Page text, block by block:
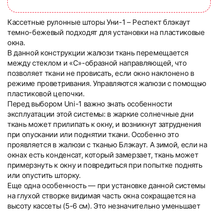
Кассетные рулонные шторы Уни-1 – Респект блэкаут
темно-бежевый подходят для установки на пластиковые
окна.
В данной конструкции жалюзи ткань перемещается
между стеклом и «С»-образной направляющей, что
позволяет ткани не провисать, если окно наклонено в
режиме проветривания. Управляются жалюзи с помощью
пластиковой цепочки.
Перед выбором Uni-1 важно знать особенности
эксплуатации этой системы: в жаркие солнечные дни
ткань может прилипать к окну, и возникнут затруднения
при опускании или поднятии ткани. Особенно это
проявляется в жалюзи с тканью Блэкаут. А зимой, если на
окнах есть конденсат, который замерзает, ткань может
примерзнуть к окну и повредиться при попытке поднять
или опустить шторку.
Еще одна особенность — при установке данной системы
на глухой створке видимая часть окна сокращается на
высоту кассеты (5-6 см). Это незначительно уменьшает